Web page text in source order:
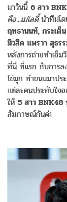
มาวันนี้ 6 สาว
คือ...เมโลดี้นำทีมโ
ฤทธานนท์, กระเต็
มิวสิค แพรวา สุธร
หลังการถ่ายทำเอ็ม
ที่นี่ ที่แรก กับการล
ไข่มุก ทำขนมมาปร
แต่ละคนประทับใจ
ให้ 5 สาว BNK48
สัมภาษณ์กันค่ะ